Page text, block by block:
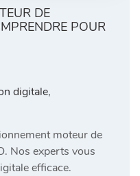
DE
POUR
digitale,
moteur de
Nos experts vous
efficace.